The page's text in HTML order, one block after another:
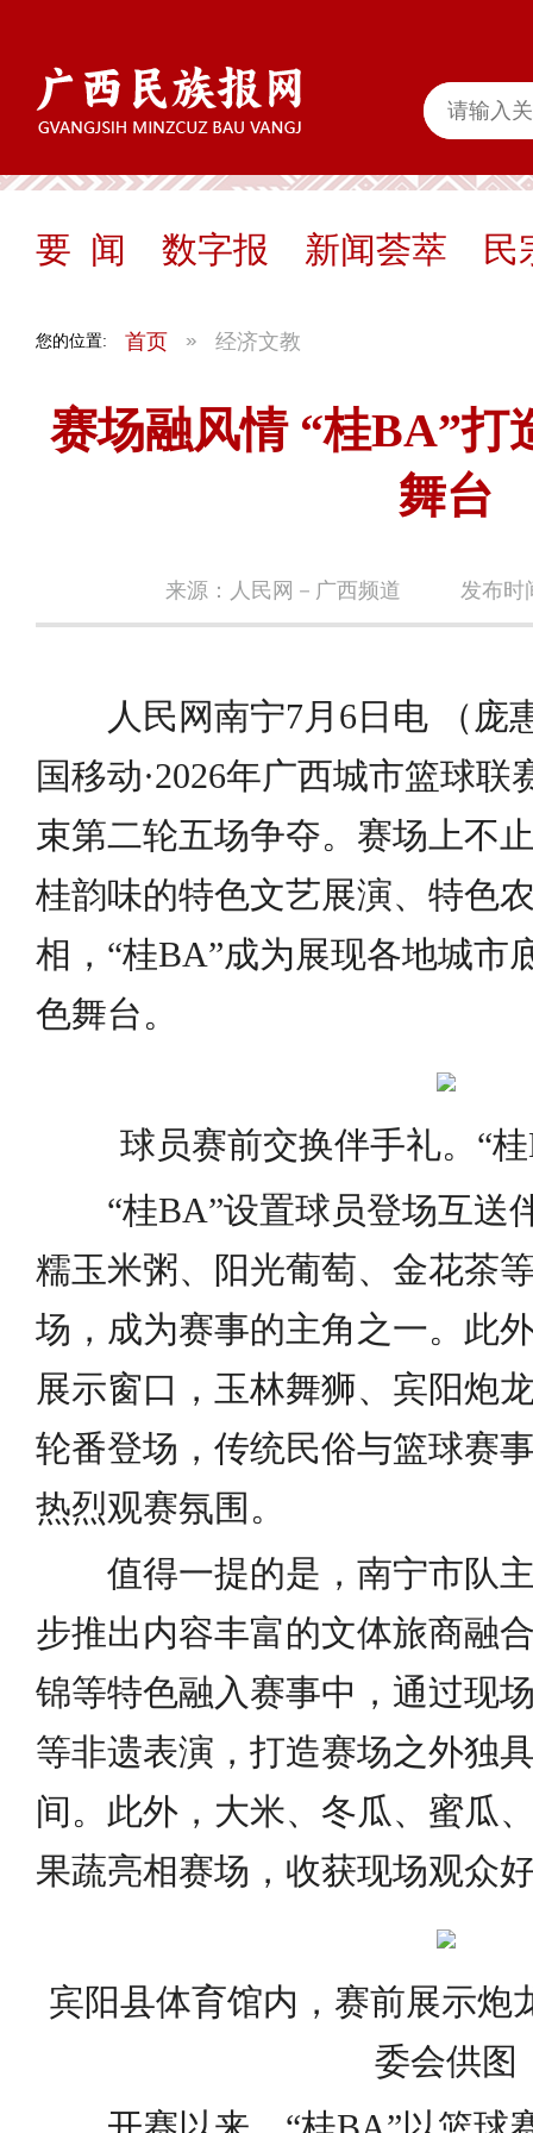
要 闻 数字报 新闻荟萃 民
您的位置: 首页 经济文教
赛场融风情 “桂BA”打
舞台
来源：人民网－广西频道 发布时
人民网南宁7月6日电 （庞
国移动·2026年广西城市篮球联
束第二轮五场争夺。赛场上不
桂韵味的特色文艺展演、特色
相，“桂BA”成为展现各地城市
色舞台。
球员赛前交换伴手礼。“
“桂BA”设置球员登场互送
糯玉米粥、阳光葡萄、金花茶
场，成为赛事的主角之一。此
展示窗口，玉林舞狮、宾阳炮
轮番登场，传统民俗与篮球赛
热烈观赛氛围。
值得一提的是，南宁市队
步推出内容丰富的文体旅商融
锦等特色融入赛事中，通过现
等非遗表演，打造赛场之外独
间。此外，大米、冬瓜、蜜瓜
果蔬亮相赛场，收获现场观众
宾阳县体育馆内，赛前展示炮
委会供图